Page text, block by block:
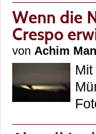
Wenn die
Crespo
von Achim